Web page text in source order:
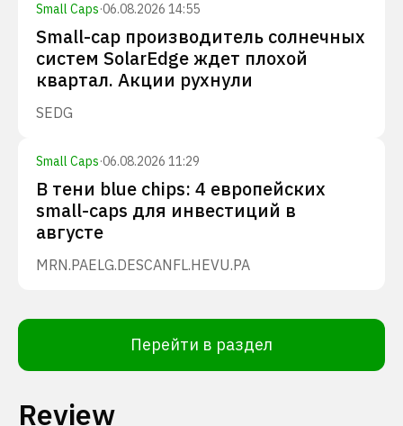
Small Caps·06.08.2026 14:55
Small-cap производитель солнечных
систем SolarEdge ждет плохой
квартал. Акции рухнули
SEDG
Small Caps·06.08.2026 11:29
В тени blue chips: 4 европейских
small-caps для инвестиций в
августе
MRN.PAELG.DESCANFL.HEVU.PA
Перейти в раздел
Review